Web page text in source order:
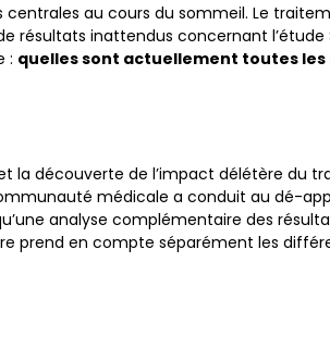
au cours du sommeil. Le
inattendus concernant l’étude
: quelles sont actuellement toutes les
et la découverte de l’impact délétère
médicale a conduit au dé-
analyse complémentaire des
prend en compte séparément les